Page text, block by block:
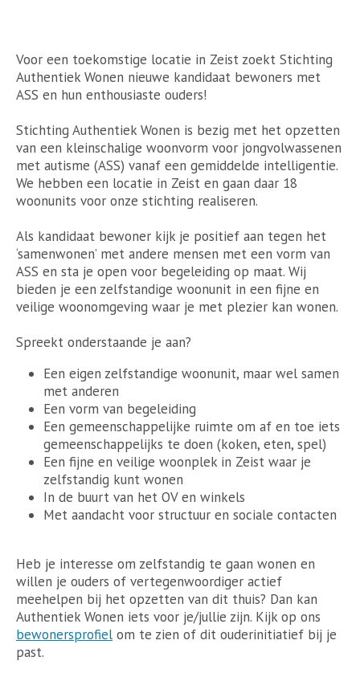
Voor een toekomstige locatie in Zeist zoekt Stichting
Authentiek Wonen nieuwe kandidaat bewoners met
ASS en hun enthousiaste ouders!
Stichting Authentiek Wonen is bezig met het opzetten
van een kleinschalige woonvorm voor jongvolwassenen
met autisme (ASS) vanaf een gemiddelde intelligentie.
We hebben een locatie in Zeist en gaan daar 18
woonunits voor onze stichting realiseren.
Als kandidaat bewoner kijk je positief aan tegen het
‘samenwonen’ met andere mensen met een vorm van
ASS en sta je open voor begeleiding op maat. Wij
bieden je een zelfstandige woonunit in een fijne en
veilige woonomgeving waar je met plezier kan wonen.
Spreekt onderstaande je aan?
Een eigen zelfstandige woonunit, maar wel samen
met anderen
Een vorm van begeleiding
Een gemeenschappelijke ruimte om af en toe iets
gemeenschappelijks te doen (koken, eten, spel)
Een fijne en veilige woonplek in Zeist waar je
zelfstandig kunt wonen
In de buurt van het OV en winkels
Met aandacht voor structuur en sociale contacten
Heb je interesse om zelfstandig te gaan wonen en
willen je ouders of vertegenwoordiger actief
meehelpen bij het opzetten van dit thuis? Dan kan
Authentiek Wonen iets voor je/jullie zijn. Kijk op ons
bewonersprofiel om te zien of dit ouderinitiatief bij je
past.